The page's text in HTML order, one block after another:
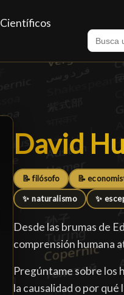
Científicos
David
David
📝 filósofo 📝
✨ naturalismo ✨
Desde las brumas de
comprensión humana
Pregúntame sobre los
la causalidad o por